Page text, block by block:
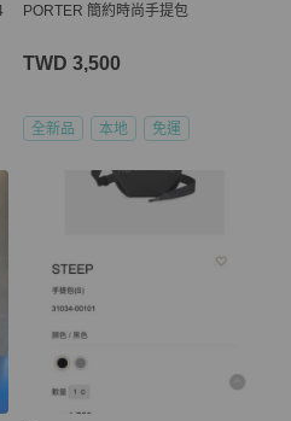
PORTER 簡約時尚手提包
TWD 3,500
全新品 本地 免運